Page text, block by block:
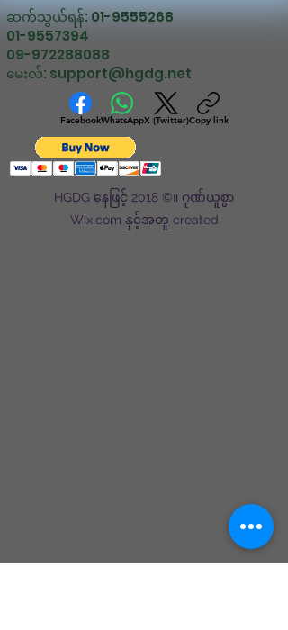
ဆက်သွယ်ရန်:01-9555268
01-9557394
09-972288088
မေးလ်: support@hgdg.net
FacebookWhatsAppX (Twitter)Copy link
HGDG နေဖြင့် 2018 ©။ ဂုဏ်ယူစွာ
Wix.com နှင့်အတူ created